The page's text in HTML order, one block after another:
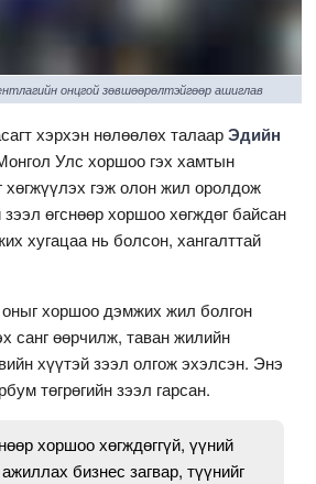
онцгой зөвшөөрөлтэйгөөр ашиглав
хэрхэн нөлөөлөх талаарЭдийн
Улс хоршоо гэх хамтын
хөгжүүлэх гэж олон жил оролдож
өгснөөр хоршоо хөгждөг байсан
хугацаа нь болсон, хангалттай
оныг хоршоо дэмжих жил болгон
санг өөрчилж, таван жилийн
хүүтэй зээл олгож эхэлсэн. Энэ
төгрөгийн зээл гарсан.
хоршоо хөгждөггүй, үүний
бизнес загвар, түүнийг